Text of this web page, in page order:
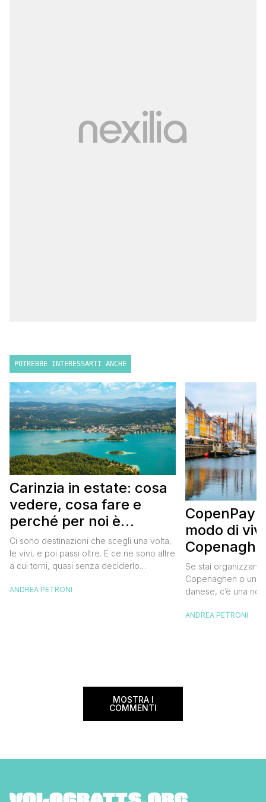
POTREBBE INTERESSARTI ANCHE
Carinzia in estate: cosa
vedere, cosa fare e
perché per noi è
diventata una
destinazione del cuore
Ci sono destinazioni che scegli una volta,
le vivi, e poi passi oltre. E ce ne sono altre
a cui torni, quasi senza deciderlo
richiamarti indietro più che il contrario. Per
ANDREA PETRONI
CopenPay:
modo di
meglio e
meno
Se stai
Copenaghen o un
danese, c’è una
CopenPay ed è
ANDREA PETRONI
MOSTRA I
COMMENTI